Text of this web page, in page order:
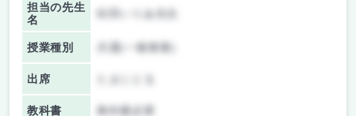
担当の先生
名
松田いりあ先生
授業種別 共通(一般教養)
出席
教科書 教科書必要